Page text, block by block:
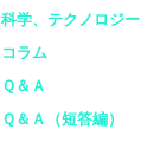
科学、テクノロジー
コラム
Ｑ＆Ａ
Ｑ＆Ａ（短答編）